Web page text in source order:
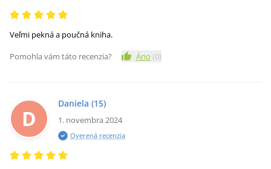
Veľmi pekná a poučná kniha.
Pomohla vám táto recenzia?
Áno (0)
D
Daniela (15)
1. novembra 2024
Overená recenzia